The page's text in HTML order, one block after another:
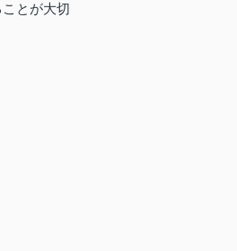
とが大切